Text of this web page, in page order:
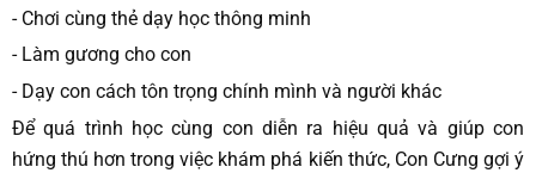
- Chơi cùng thẻ dạy học thông minh
- Làm gương cho con
- Dạy con cách tôn trọng chính mình và người khác
Để quá trình học cùng con diễn ra hiệu quả và giúp con
hứng thú hơn trong việc khám phá kiến thức, Con Cưng gợi ý